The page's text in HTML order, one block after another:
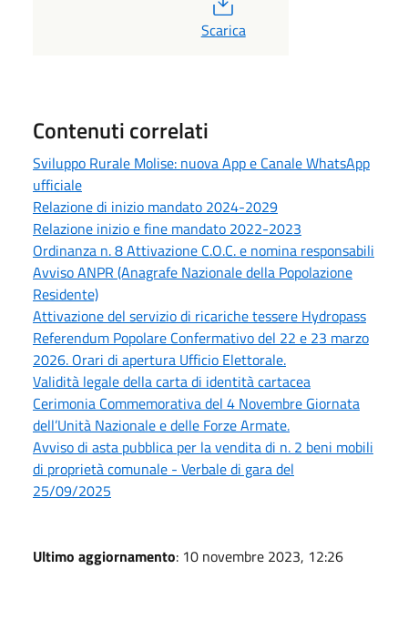
Scarica
Contenuti correlati
Sviluppo Rurale Molise: nuova App e Canale WhatsApp
ufficiale
Relazione di inizio mandato 2024-2029
Relazione inizio e fine mandato 2022-2023
Ordinanza n. 8 Attivazione C.O.C. e nomina responsabili
Avviso ANPR (Anagrafe Nazionale della Popolazione
Residente)
Attivazione del servizio di ricariche tessere Hydropass
Referendum Popolare Confermativo del 22 e 23 marzo
2026. Orari di apertura Ufficio Elettorale.
Validità legale della carta di identità cartacea
Cerimonia Commemorativa del 4 Novembre Giornata
dell’Unità Nazionale e delle Forze Armate.
Avviso di asta pubblica per la vendita di n. 2 beni mobili
di proprietà comunale - Verbale di gara del
25/09/2025
Ultimo aggiornamento: 10 novembre 2023, 12:26